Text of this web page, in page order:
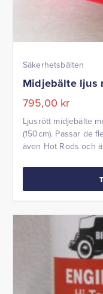
Säkerhetsbälten
Midjebälte ljus
795,00 kr
Ljusrött midjebälte
(150cm). Passar de
även Hot Rods och